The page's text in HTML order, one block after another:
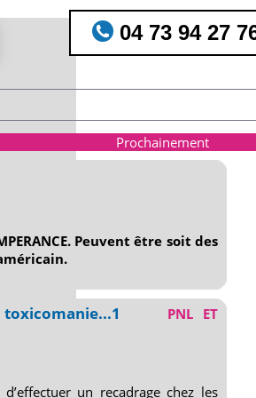
Prochainement
Peuvent être soit des
PNL ET
un recadrage chez les
04 73 94 27